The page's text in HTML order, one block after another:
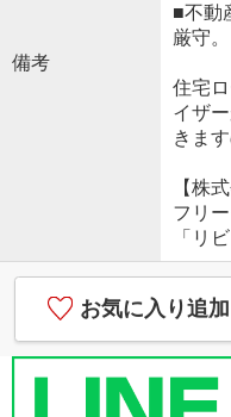
備考
■不動
厳守
住宅
イザ
きま
【株
フリ
「リ
お気に入り追加